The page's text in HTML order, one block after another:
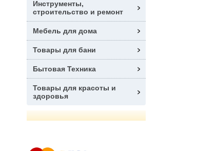
Инструменты,
строительство и ремонт
Мебель для дома
Товары для бани
Бытовая Техника
Товары для красоты и
здоровья